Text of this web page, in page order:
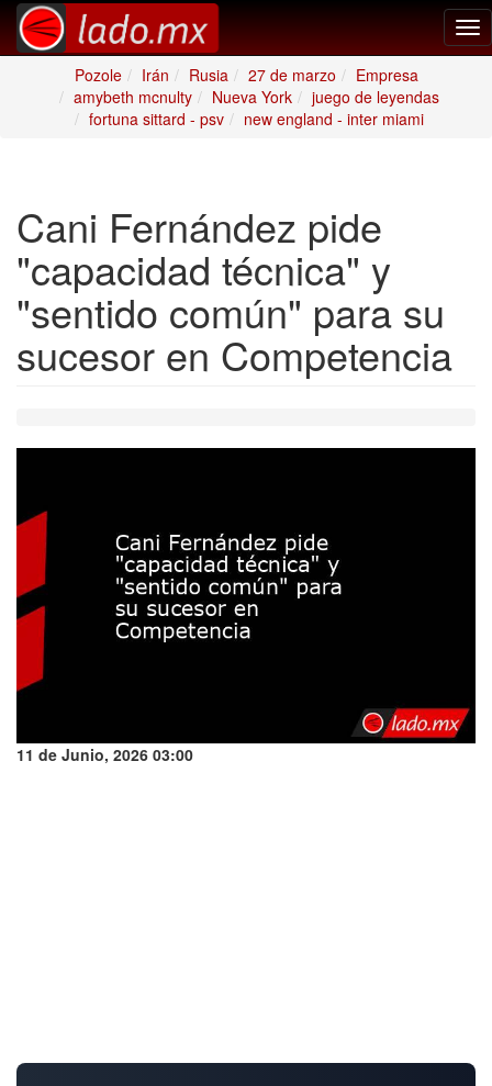
Pozole
Irán Rusia 27 de marzo
Empresa
amybeth mcnulty
Nueva York
juego de leyendas
fortuna sittard - psv
new england - inter miami
Cani Fernández pide
"capacidad técnica" y
"sentido común" para su
sucesor en Competencia
11 de Junio, 2026 03:00